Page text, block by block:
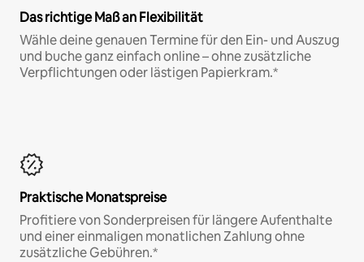
Das richtige Maß an Flexibilität
Wähle deine genauen Termine für den Ein- und Auszug
und buche ganz einfach online – ohne zusätzliche
Verpflichtungen oder lästigen Papierkram.*
Praktische Monatspreise
Profitiere von Sonderpreisen für längere Aufenthalte
und einer einmaligen monatlichen Zahlung ohne
zusätzliche Gebühren.*